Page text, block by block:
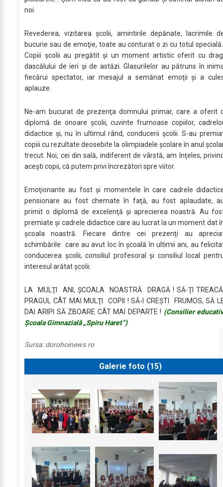
noi.
Revederea, vizitarea şcolii, amintirile depănate, lacrimile
bucurie sau de emoţie, toate au conturat o zi cu totul
Copiii şcolii au pregătit şi un moment artistic oferit cu
dascălului de ieri şi de astăzi. Glasurilelor au pătruns în
fiecărui spectator, iar mesajul a semănat emoţii şi a
aplauze.
Ne-am bucurat de prezenţa domnului primar, care a oferit
diplomă de onoare şcolii, cuvinte frumoase copiilor,
didactice şi, nu în ultimul rând, conducerii şcolii. S-au
copiii cu rezultate deosebite la olimpiadele şcolare în anul
trecut. Noi, cei din sală, indiferent de vârstă, am înţeles,
aceşti copii, că putem privi încrezători spre viitor.
Emoţionante au fost şi momentele în care cadrele
pensionare au fost chemate în faţă, au fost aplaudate,
primit o diplomă de excelenţă şi aprecierea noastră. Au
premiate şi cadrele didactice care au lucrat la un moment dat
şcoala noastră. Fiecare dintre cei prezenţi au
schimbările care au avut loc în şcoală în ultimii ani, au
conducerea şcolii, consiliul profesoral şi consiliul local
interesul arătat şcolii.
LA MULŢI ANI, ŞCOALA NOASTRĂ DRAGĂ ! SĂ-ŢI
PRAGUL CÂT MAI MULŢI COPII ! SĂ-I CREŞTI FRUMOS, SĂ
DAI ARIPI SĂ ZBOARE CÂT MAI DEPARTE ! (Consilier
Şcoala Gimnazială „Spiru Haret”)
Sursa:dorohoinews.ro
Galerie foto (15)